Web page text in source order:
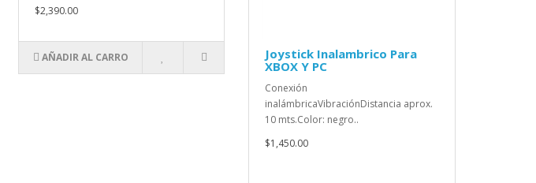
$2,390.00
AÑADIR AL CARRO
Joystick Inalambrico Para
XBOX Y PC
Conexión
inalámbricaVibraciónDistancia aprox.
10 mts.Color: negro..
$1,450.00